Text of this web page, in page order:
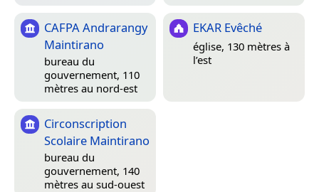
CAFPA Andrarangy
Maintirano
bureau du
gouvernement, 110
mètres au nord-est
EKAR Evêché
église, 130 mètres à
l’est
Circonscription
Scolaire Maintirano
bureau du
gouvernement, 140
mètres au sud-ouest